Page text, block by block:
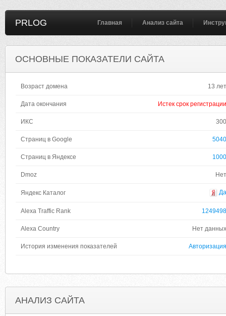
PRLOG Главная Анализ сайта
ОСНОВНЫЕ ПОКАЗАТЕЛИ САЙТА
Возраст домена 13 лет
Дата окончания Истек срок регистрации
ИКС 300
Страниц в Google 5040
Страниц в Яндексе 1000
Dmoz Нет
Яндекс Каталог Да
Alexa Traffic Rank 1249498
Alexa Country Нет данных
История изменения показателей Авторизация
АНАЛИЗ САЙТА